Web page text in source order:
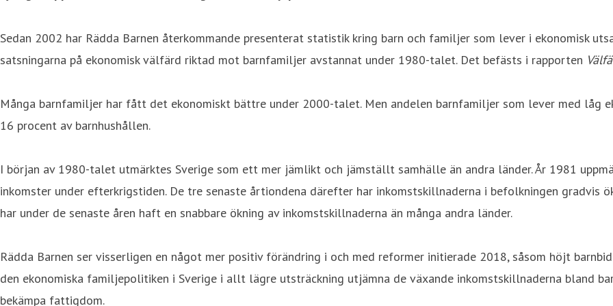
Sedan 2002 har Rädda Barnen återkommande presenterat statistik kring barn och familjer som lever i ekonomisk
satsningarna på ekonomisk välfärd riktad mot barnfamiljer avstannat under 1980-talet. Det befästs i rapporten
Många barnfamiljer har fått det ekonomiskt bättre under 2000-talet. Men andelen barnfamiljer som lever med låg
16 procent av barnhushållen.
I början av 1980-talet utmärktes Sverige som ett mer jämlikt och jämställt samhälle än andra länder. År 1981
inkomster under efterkrigstiden. De tre senaste årtiondena därefter har inkomstskillnaderna i befolkningen gradvis
har under de senaste åren haft en snabbare ökning av inkomstskillnaderna än många andra länder.
Rädda Barnen ser visserligen en något mer positiv förändring i och med reformer initierade 2018, såsom höjt
den ekonomiska familjepolitiken i Sverige i allt lägre utsträckning utjämna de växande inkomstskillnaderna bland
bekämpa fattigdom.